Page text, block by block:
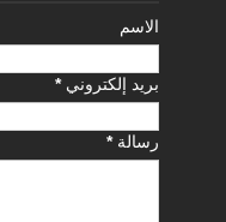
الاسم
بريد إلكتروني*
رسالة*